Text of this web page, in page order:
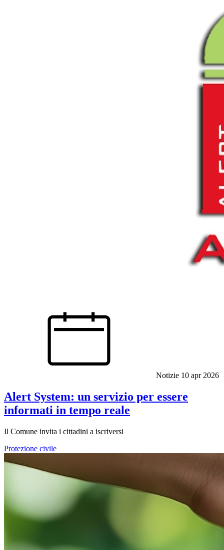
Notizie 10 apr 2026
Alert System: un servizio per essere
informati in tempo reale
Il Comune invita i cittadini a iscriversi
Protezione civile